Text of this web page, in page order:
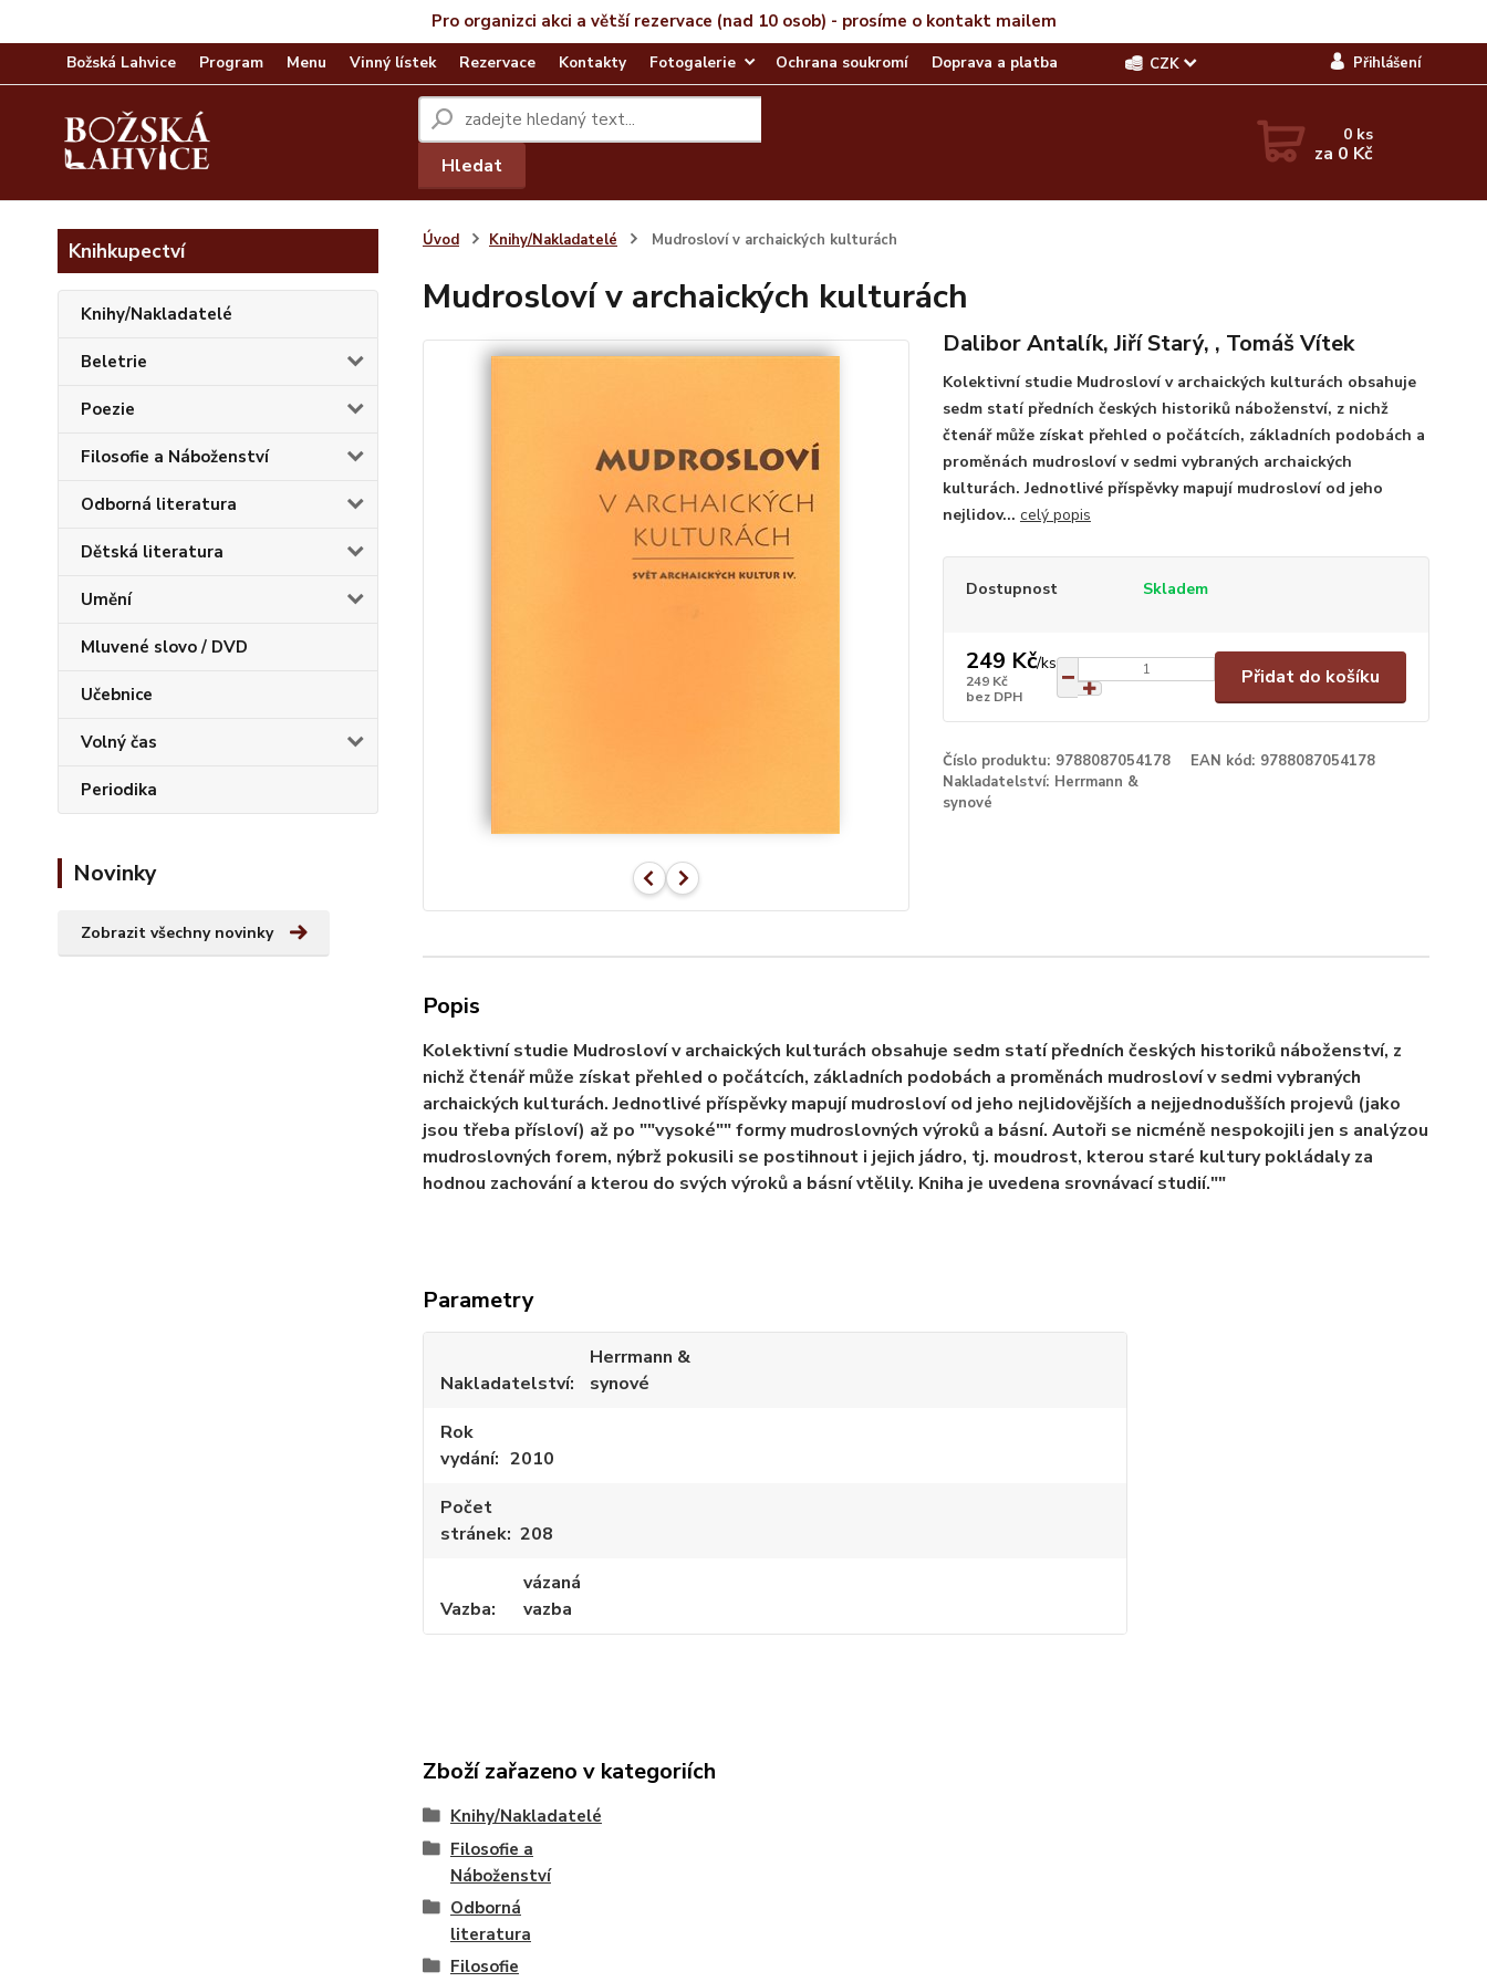
Pro organizci akci a větší rezervace (nad 10 osob) - prosíme o kontakt mailem
Božská Lahvice Program Menu Vinný lístek Rezervace Kontakty Fotogalerie Ochrana soukromí Doprava a platba CZK Přihlášení
Hledat
0 ks
za 0 Kč
Knihkupectví
Knihy/Nakladatelé
Beletrie
Poezie
Filosofie a Náboženství
Odborná literatura
Dětská literatura
Umění
Mluvené slovo / DVD
Učebnice
Volný čas
Periodika
Novinky
Zobrazit všechny novinky
Úvod Knihy/Nakladatelé Mudrosloví v archaických kulturách
Mudrosloví v archaických kulturách
Dalibor Antalík, Jiří Starý, , Tomáš Vítek
Kolektivní studie Mudrosloví v archaických kulturách obsahuje
sedm statí předních českých historiků náboženství, z nichž
čtenář může získat přehled o počátcích, základních podobách a
proměnách mudrosloví v sedmi vybraných archaických
kulturách. Jednotlivé příspěvky mapují mudrosloví od jeho
nejlidov... celý popis
Dostupnost Skladem
249 Kč/ks
249 Kč
bez DPH
Přidat do košíku
Číslo produktu: 9788087054178 EAN kód: 9788087054178
Nakladatelství: Herrmann &
synové
Popis
Kolektivní studie Mudrosloví v archaických kulturách obsahuje sedm statí předních českých historiků náboženství, z
nichž čtenář může získat přehled o počátcích, základních podobách a proměnách mudrosloví v sedmi vybraných
archaických kulturách. Jednotlivé příspěvky mapují mudrosloví od jeho nejlidovějších a nejjednodušších projevů (jako
jsou třeba přísloví) až po ""vysoké"" formy mudroslovných výroků a básní. Autoři se nicméně nespokojili jen s analýzou
mudroslovných forem, nýbrž pokusili se postihnout i jejich jádro, tj. moudrost, kterou staré kultury pokládaly za
hodnou zachování a kterou do svých výroků a básní vtělily. Kniha je uvedena srovnávací studií.""
Parametry
Nakladatelství
Herrmann &
synové
Rok
vydání
2010
Počet
stránek 208
Vazba
vázaná
vazba
Zboží zařazeno v kategoriích
Knihy/Nakladatelé
Filosofie a
Náboženství
Odborná
literatura
Filosofie